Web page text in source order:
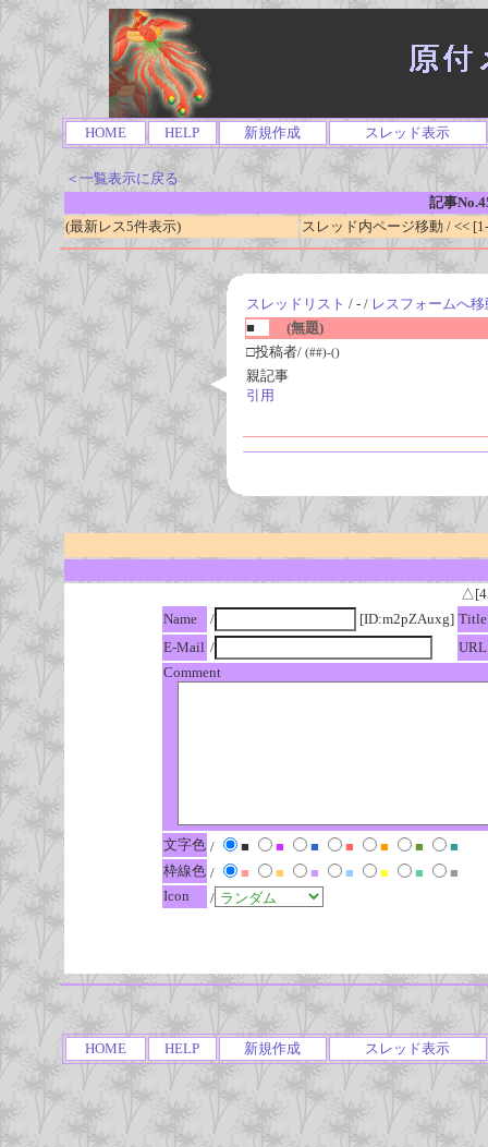
HOME HELP 新規作成 スレッド表示
＜一覧表示に戻る
記事
(最新レス5件表示)
スレッド内ページ移動 / <<
スレッドリスト / - / レスフォームへ移
■
(無題)
□投稿者/ (##)-()
親記事
引用
Name
/ [ID:m2pZAuxg] Title
E-Mail /
URL
Comment
文字色 / ■ ■ ■ ■ ■ ■
■
枠線色 / ■ ■ ■ ■ ■ ■
■
Icon
/
HOME HELP 新規作成 スレッド表示